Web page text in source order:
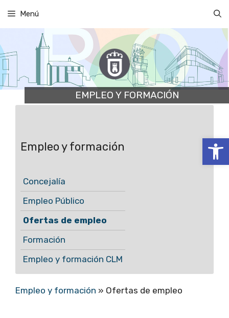
Abrir
contenido
Menú
EMPLEO Y FORMACIÓN
Empleo y formación » Ofertas de empleo
Empleo y formación
Concejalía
Empleo Público
Ofertas de empleo
Formación
Empleo y formación CLM